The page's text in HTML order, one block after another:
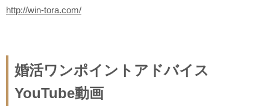
http://win-tora.com/
婚活ワンポイントアドバイス
YouTube動画